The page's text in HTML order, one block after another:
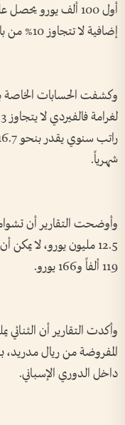
أول 100 ألف يورو
إضافية لا تتجاوز 10% من باقي قيمة الراتب الشهري.
وكشفت الحسابات الخاصة
شهرياً.
وأوضحت التقارير أن
12.5 مليون يورو، لا
119 ألفاً و166 يورو.
وأكدت التقارير أن
المفروضة من ريال مدريد،
داخل الدوري الإسباني.